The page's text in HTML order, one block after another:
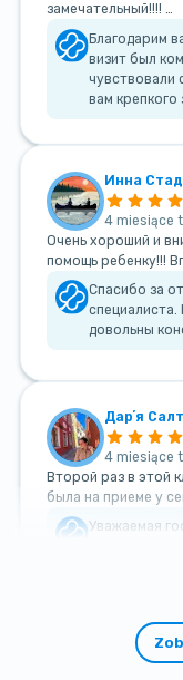
замечательный!!!! …
Благодарим
визит был
чувствовали
вам крепкого
Инна
4 miesiące
Очень хороший и
помощь ребенку!!!
Спасибо за
довольны
Дарʼя
4 miesiące
Второй раз в этой
была на приеме у
Уважаемая